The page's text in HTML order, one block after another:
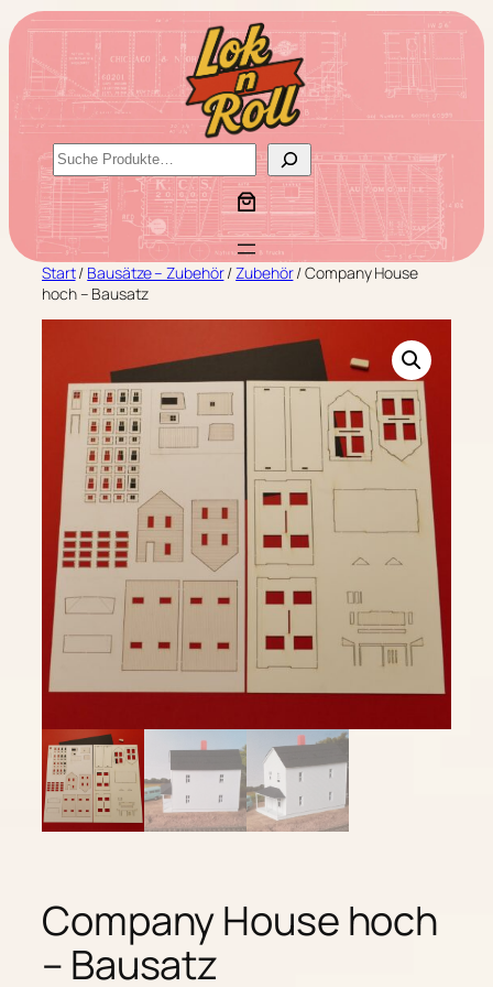
Zum
Inhalt
springen
S
u
c
h
e
n
Start/ Bausätze – Zubehör/Zubehör/ Company House
hoch – Bausatz
Company House hoch
– Bausatz